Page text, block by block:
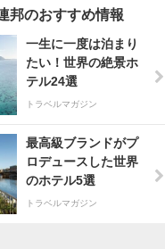
邦のおすすめ情報
一生に一度は泊まり
たい！世界の絶景ホ
テル24選
トラベルマガジン
最高級ブランドがプ
ロデュースした世界
のホテル5選
トラベルマガジン